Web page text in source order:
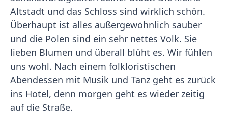
Altstadt und das Schloss sind wirklich schön.
Überhaupt ist alles außergewöhnlich sauber
und die Polen sind ein sehr nettes Volk. Sie
lieben Blumen und überall blüht es. Wir fühlen
uns wohl. Nach einem folkloristischen
Abendessen mit Musik und Tanz geht es zurück
ins Hotel, denn morgen geht es wieder zeitig
auf die Straße.